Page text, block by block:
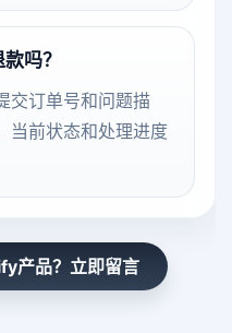
吗？
交订单号和问题描
当前状态和处理进度
产品？立即留言